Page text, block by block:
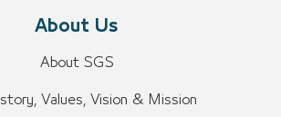
About Us
About SGS
Values, Vision & Mission